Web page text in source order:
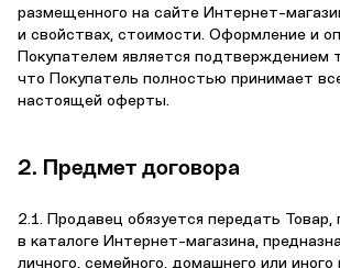
размещенного на сайте Интернет-
и свойствах, стоимости. Оформление и
Покупателем является подтверждением
что Покупатель полностью принимает
настоящей оферты.
2. Предмет договора
2.1. Продавец обязуется передать Товар,
в каталоге Интернет-магазина,
личного, семейного, домашнего или иного